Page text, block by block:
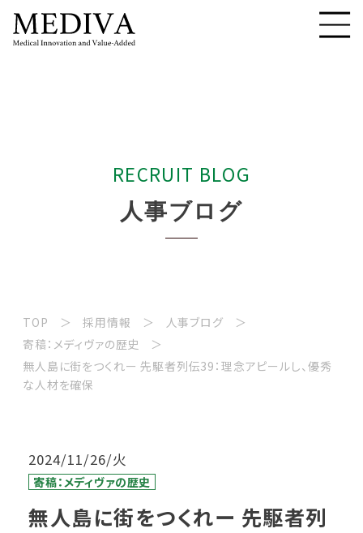
RECRUIT BLOG
人事ブロ グ
TOP 採用情報
人事ブログ
寄稿：メディヴァの歴史
無人島に街をつくれー 先駆者列伝39：理念アピールし、優秀
な人材を確保
2024/11/26/火
寄稿：メディヴァの歴史
無人島に街をつくれー 先駆者列